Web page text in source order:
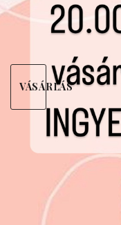
VÁSÁRLÁS